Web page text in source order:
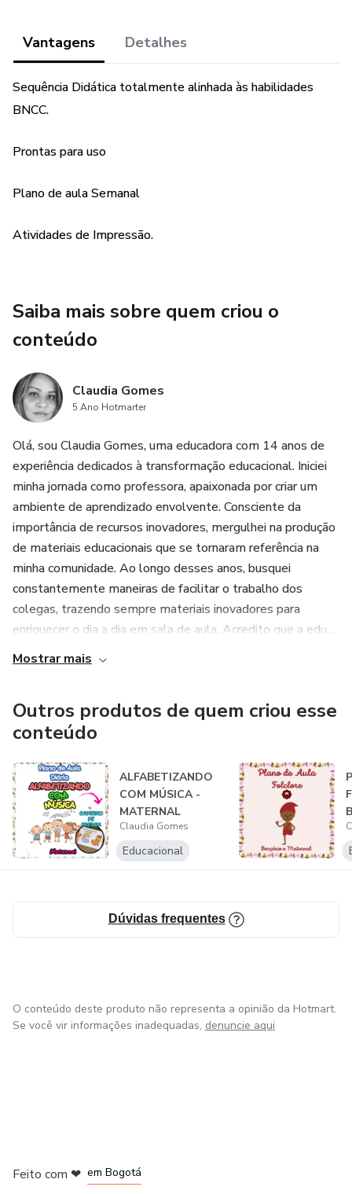
🌟CIÊNCIAS
🌟 ENSINO RELIGIOSO
📜EDITÁVEL NO WORD
🌟PRONTO PARA USO
Vantagens Detalhes
Sequência Didática totalmente alinhada às habilidades
BNCC.
Prontas para uso
Plano de aula Semanal
Atividades de Impressão.
Saiba mais sobre quem criou o
conteúdo
Claudia Gomes
5 Ano Hotmarter
Olá, sou Claudia Gomes, uma educadora com 14 anos de
experiência dedicados à transformação educacional. Iniciei
minha jornada como professora, apaixonada por criar um
ambiente de aprendizado envolvente. Consciente da
importância de recursos inovadores, mergulhei na produção
de materiais educacionais que se tornaram referência na
minha comunidade. Ao longo desses anos, busquei
constantemente maneiras de facilitar o trabalho dos
colegas, trazendo sempre materiais inovadores para
enriquecer o dia a dia em sala de aula. Acredito que a edu...
Mostrar mais
Outros produtos de quem criou esse
conteúdo
ALFABETIZANDO
COM MÚSICA -
MATERNAL
Claudia Gomes
Educacional
Dúvidas frequentes
O conteúdo deste produto não representa a opinião da Hotmart.
Se você vir informações inadequadas, denuncie aqui
Feito com ❤ em Bogotá